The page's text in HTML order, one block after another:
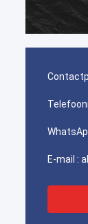
gebruikt
tevreden
E-mail :